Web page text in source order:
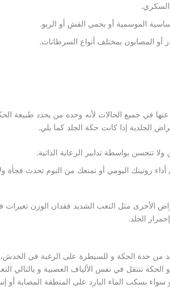
السكري.
الموسمية أو بحمي القش أو الربو.
أو المصابون بمختلف أنواع السرطانات.
في جميع الحالات لأنه وحده من يحدد طبيعة
الجلدية إذا كانت حكة الجلد كما يلي.
تتحسن بواسطة تدابير الرعاية الذاتية.
روتينك اليومي أو تمنعك من النوم تحدث فجأة
الأخرى مثل التعب الشديد فقدان الوزن تغيرات
الجلد.
من حدة الحكة و للسيطرة على الرغبة في الخدش،
و الحكة تنتقل في نفس الألياف العصبية و بالتالي
بسكب الماء البارد على المنطقة المصابة أو